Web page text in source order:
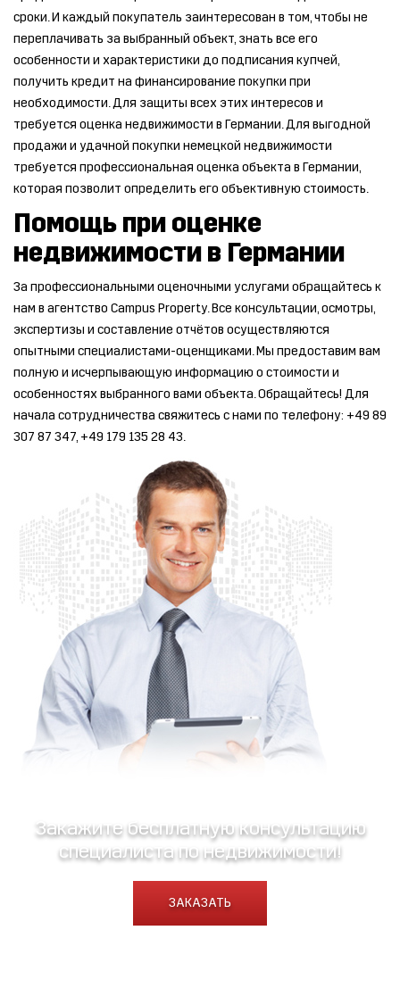
сроки. И каждый покупатель заинтересован в том, чтобы не
переплачивать за выбранный объект, знать все его
особенности и характеристики до подписания купчей,
получить кредит на финансирование покупки при
необходимости. Для защиты всех этих интересов и
требуется оценка недвижимости в Германии. Для выгодной
продажи и удачной покупки немецкой недвижимости
требуется профессиональная оценка объекта в Германии,
которая позволит определить его объективную стоимость.
Помощь при оценке
недвижимости в Германии
За профессиональными оценочными услугами обращайтесь к
нам в агентство Campus Property. Все консультации, осмотры,
экспертизы и составление отчётов осуществляются
опытными специалистами-оценщиками. Мы предоставим вам
полную и исчерпывающую информацию о стоимости и
особенностях выбранного вами объекта. Обращайтесь! Для
начала сотрудничества свяжитесь с нами по телефону: +49 89
307 87 347, +49 179 135 28 43.
Закажите бесплатную консультацию
специалиста по недвижимости!
ЗАКАЗАТЬ